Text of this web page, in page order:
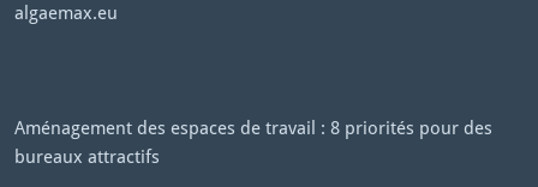
algaemax.eu
Aménagement des espaces de travail : 8 priorités pour des
bureaux attractifs